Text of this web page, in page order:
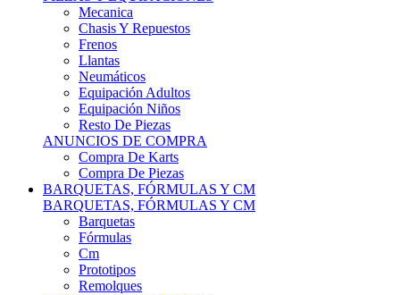
Chasis Y Repuestos
Frenos
Llantas
Neumáticos
Equipación Adultos
Equipación Niños
Resto De Piezas
ANUNCIOS DE COMPRA
Compra De Karts
Compra De Piezas
BARQUETAS, FÓRMULAS Y CM
BARQUETAS, FÓRMULAS Y CM
Barquetas
Fórmulas
Cm
Prototipos
Remolques
PIEZAS Y EQUIPACIONES